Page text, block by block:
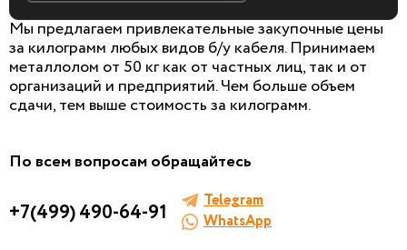
БЕСПЛАТНАЯ КОНСУЛЬТАЦИЯ
И ОЦЕНКА ЛОМА
Заполните форму, мы сами к вам позвоним!
Мы предлагаем привлекательные закупочные цены
за килограмм любых видов б/у кабеля. Принимаем
металлолом от 50 кг как от частных лиц, так и от
организаций и предприятий. Чем больше объем
сдачи, тем выше стоимость за килограмм.
По всем вопросам обращайтесь
+7(499) 490-64-91
Telegram
WhatsApp